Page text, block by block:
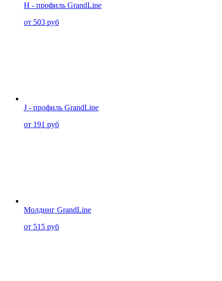
H - профиль GrandLine
от 503 руб
J - профиль GrandLine
от 191 руб
Молдинг GrandLine
от 515 руб